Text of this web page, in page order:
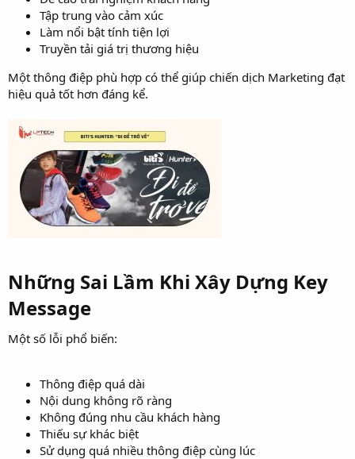
Tập trung vào cảm xúc
Làm nổi bật tính tiện lợi
Truyền tải giá trị thương hiệu
Một thông điệp phù hợp có thể giúp chiến dịch Marketing đạt
hiệu quả tốt hơn đáng kể.
Những Sai Lầm Khi Xây Dựng Key
Message​
Một số lỗi phổ biến:
Thông điệp quá dài
Nội dung không rõ ràng
Không đúng nhu cầu khách hàng
Thiếu sự khác biệt
Sử dụng quá nhiều thông điệp cùng lúc